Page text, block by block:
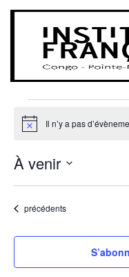
Spectacle
Notice Il n’y a pas
À venir
Sélectionnez
date.
Évènements
précédents